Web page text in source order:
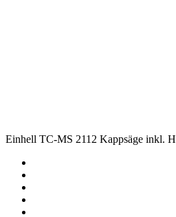
Einhell TC-MS 2112 Kappsäge inkl.